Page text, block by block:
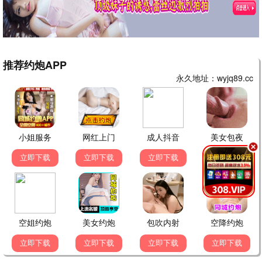
西游记
神话
红楼梦
古装